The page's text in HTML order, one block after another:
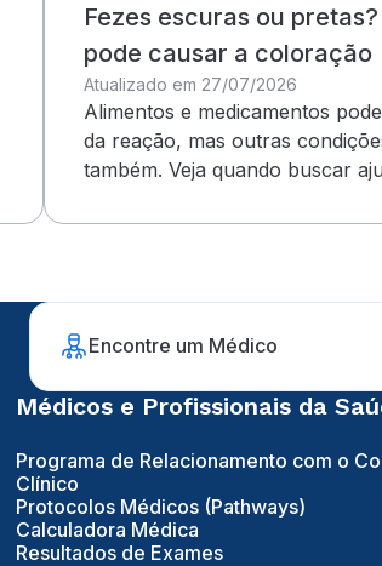
Fezes escuras ou
pode causar a coloração
Atualizado em 27/07/2026
Alimentos e medicamentos
da reação, mas outras
também. Veja quando buscar
Encontre um Médico
Médicos e Profissionais da
Programa de Relacionamento com o
Clínico
Protocolos Médicos (Pathways)
Calculadora Médica
Resultados de Exames